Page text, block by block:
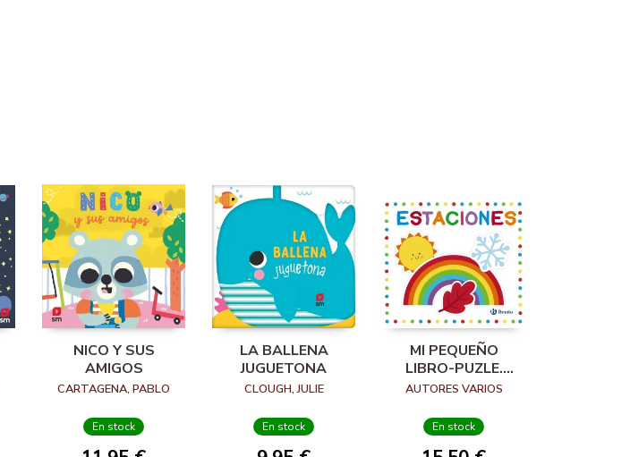
NICO Y SUS
AMIGOS
CARTAGENA, PABLO
En stock
LA BALLENA
JUGUETONA
CLOUGH, JULIE
En stock
MI PEQUEÑO
LIBRO-PUZLE.
ESTACIONES
AUTORES VARIOS
En stock